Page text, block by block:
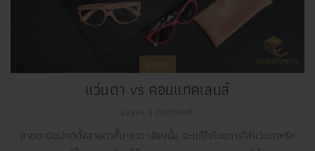
Vision
แว่นตา vs คอนแทคเลนส์
Leave a comment
สายตาผิดปกติทั้งสายตาสั้น-ยาว-เอียงนั้น จะแก้ไขโดยการใส่แว่นตาหรือ